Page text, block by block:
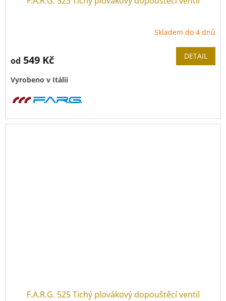
Skladem do 4 dnů
od 549 Kč DETAIL
Vyrobeno v Itálii
F.A.R.G. 525 Tichý plovákový dopouštěcí ventil